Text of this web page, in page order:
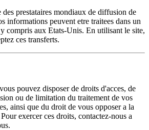
prestataires mondiaux de diffusion de
informations peuvent etre traitees dans un
compris aux Etats-Unis. En utilisant le site,
ces transferts.
pouvez disposer de droits d'acces, de
ou de limitation du traitement de vos
ainsi que du droit de vous opposer a la
exercer ces droits, contactez-nous a